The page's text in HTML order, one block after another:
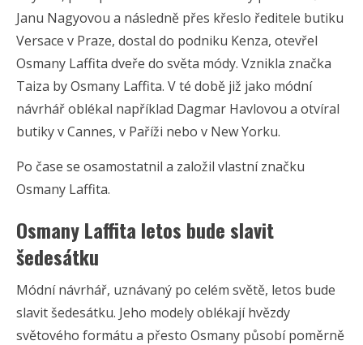
Janu Nagyovou a následně přes křeslo ředitele butiku
Versace v Praze, dostal do podniku Kenza, otevřel
Osmany Laffita dveře do světa módy. Vznikla značka
Taiza by Osmany Laffita. V té době již jako módní
návrhář oblékal například Dagmar Havlovou a otvíral
butiky v Cannes, v Paříži nebo v New Yorku.
Po čase se osamostatnil a založil vlastní značku
Osmany Laffita.
Osmany Laffita letos bude slavit
šedesátku
Módní návrhář, uznávaný po celém světě, letos bude
slavit šedesátku. Jeho modely oblékají hvězdy
světového formátu a přesto Osmany působí poměrně